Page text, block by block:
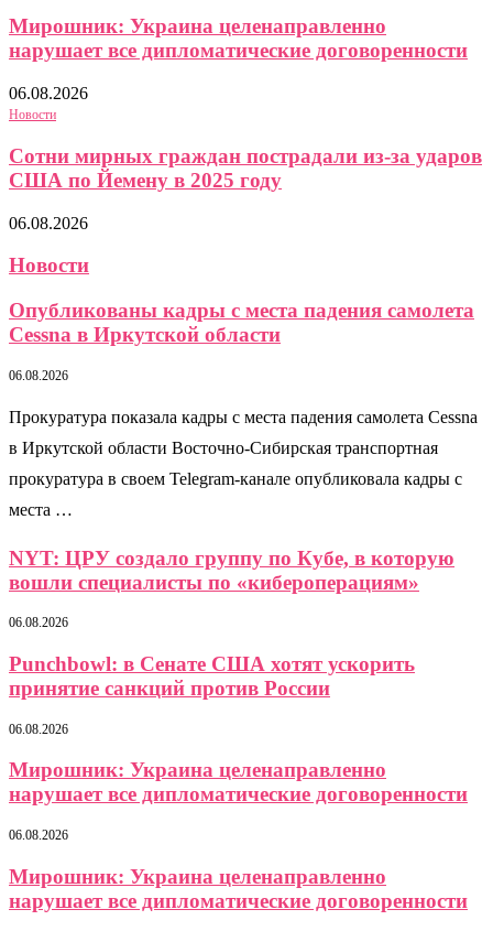
Мирошник: Украина целенаправленно
нарушает все дипломатические договоренности
06.08.2026
Новости
Сотни мирных граждан пострадали из-за ударов
США по Йемену в 2025 году
06.08.2026
Новости
Опубликованы кадры с места падения самолета
Cessna в Иркутской области
06.08.2026
Прокуратура показала кадры с места падения самолета Cessna
в Иркутской области Восточно-Сибирская транспортная
прокуратура в своем Telegram-канале опубликовала кадры с
места …
NYT: ЦРУ создало группу по Кубе, в которую
вошли специалисты по «кибероперациям»
06.08.2026
Punchbowl: в Сенате США хотят ускорить
принятие санкций против России
06.08.2026
Мирошник: Украина целенаправленно
нарушает все дипломатические договоренности
06.08.2026
Мирошник: Украина целенаправленно
нарушает все дипломатические договоренности